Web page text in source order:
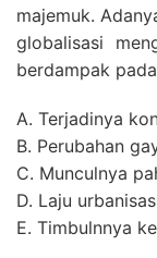
majemuk.
globalisasi
berdampak
A. Terjadinya
B. Perubahan
C. Munculnya
D. Laju
E. Timbulnnya